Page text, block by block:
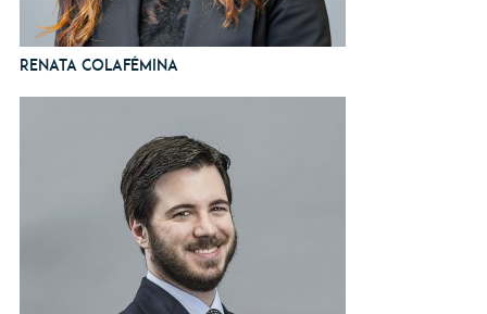
Renata Colafêmina